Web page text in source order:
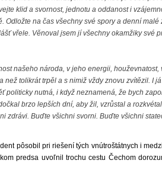
klid a svornost, jednotu a oddanost i
Odložte na čas všechny své spory a denní malé
vřele. Věnoval jsem jí všechny okamžiky své
našeho národa, v jeho energii, houževnatost,
tolikrát trpěl a s nimiž vždy znovu zvítězil. I
nutná, i když neznamená, že bych
brzo lepších dní, aby žil, vzrůstal a
zdrávi. Buďte všichni svorni. Buďte všichni
pôsobil pri riešení tých vnútroštátnych i
predsa uvoľnil trochu cestu Čechom